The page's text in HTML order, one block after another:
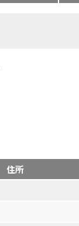
住所